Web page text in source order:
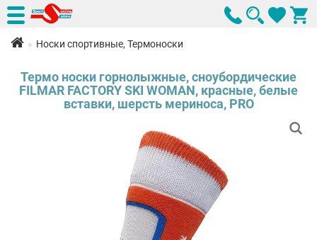
Носки спортивные, Термоноски
Термо носки горнолыжные, сноубордические
FILMAR FACTORY SKI WOMAN, красные, белые
вставки, шерсть мериноса, PRO